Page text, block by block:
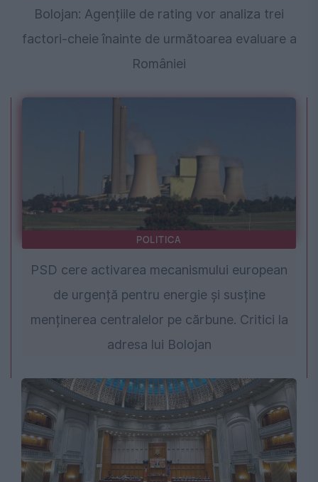
Bolojan: Agențiile de rating vor analiza trei
factori-cheie înainte de următoarea evaluare a
României
POLITICA
PSD cere activarea mecanismului european
de urgență pentru energie și susține
menținerea centralelor pe cărbune. Critici la
adresa lui Bolojan